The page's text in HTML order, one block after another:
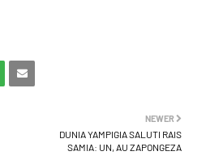
NEWER
DUNIA YAMPIGIA SALUTI RAIS
SAMIA: UN, AU ZAPONGEZA